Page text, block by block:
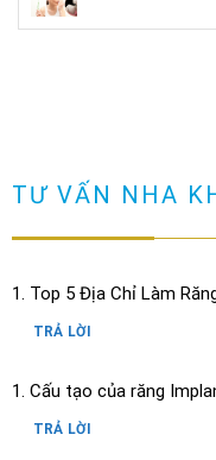
TƯ VẤN NHA
Top 5 Địa Chỉ Làm
TRẢ LỜI
Cấu tạo của răng
TRẢ LỜI